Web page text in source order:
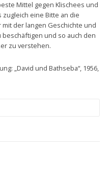
Mittel gegen Klischees und
zugleich eine Bitte an die
der langen Geschichte und
und so auch den
zu verstehen.
„David und Bathseba“, 1956,